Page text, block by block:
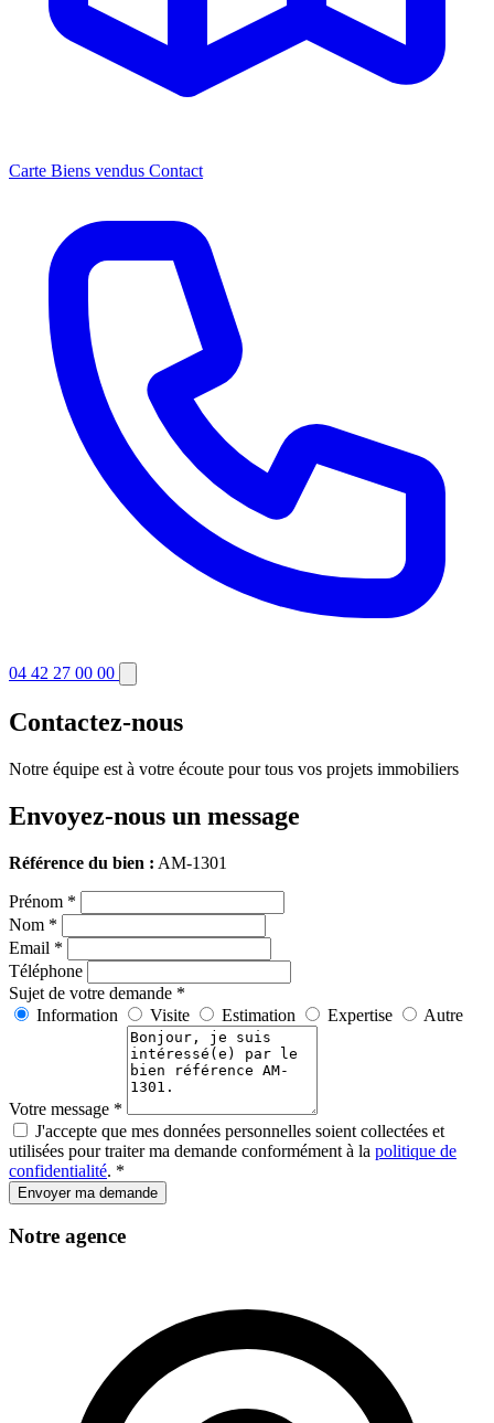
Carte Biens vendus Contact
04 42 27 00 00
Contactez-nous
Notre équipe est à votre écoute pour tous vos projets immobiliers
Envoyez-nous un message
Référence du bien : AM-1301
Prénom *
Nom *
Email *
Téléphone
Sujet de votre demande *
Information
Visite Estimation Expertise Autre
Votre message *
J'accepte que mes données personnelles soient collectées et
utilisées pour traiter ma demande conformément à la politique de
confidentialité. *
Envoyer ma demande
Notre agence